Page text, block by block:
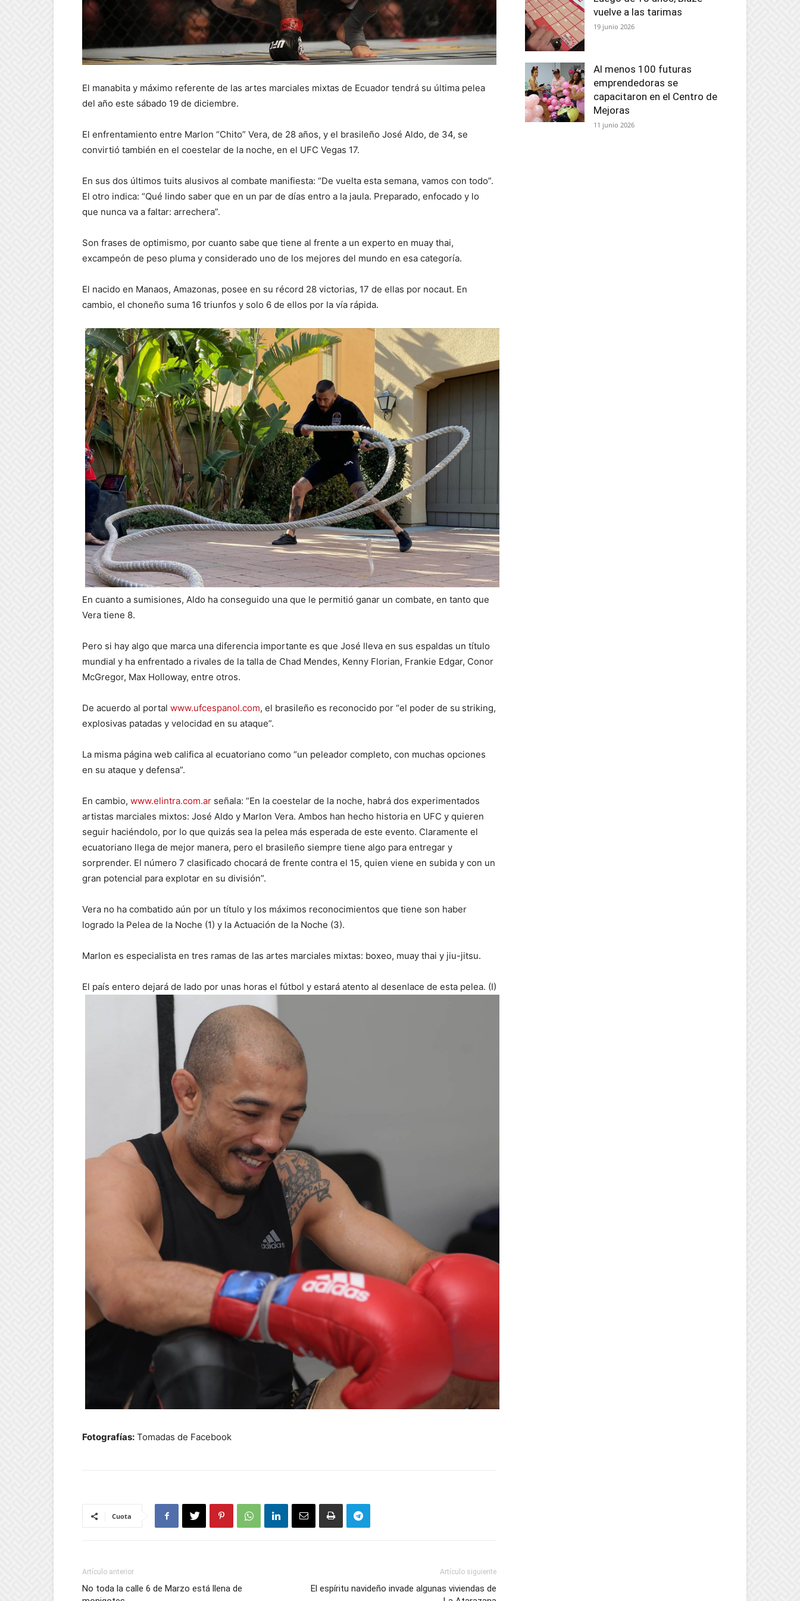
El manabita y máximo referente de las artes marciales mixtas de Ecuador tendrá su última pelea
del año este sábado 19 de diciembre.
El enfrentamiento entre Marlon “Chito” Vera, de 28 años, y el brasileño José Aldo, de 34, se
convirtió también en el coestelar de la noche, en el UFC Vegas 17.
En sus dos últimos tuits alusivos al combate manifiesta: “De vuelta esta semana, vamos con todo”.
El otro indica: “Qué lindo saber que en un par de días entro a la jaula. Preparado, enfocado y lo
que nunca va a faltar: arrechera”.
Son frases de optimismo, por cuanto sabe que tiene al frente a un experto en muay thai,
excampeón de peso pluma y considerado uno de los mejores del mundo en esa categoría.
El nacido en Manaos, Amazonas, posee en su récord 28 victorias, 17 de ellas por nocaut. En
cambio, el choneño suma 16 triunfos y solo 6 de ellos por la vía rápida.
En cuanto a sumisiones, Aldo ha conseguido una que le permitió ganar un combate, en tanto que
Vera tiene 8.
Pero si hay algo que marca una diferencia importante es que José lleva en sus espaldas un título
mundial y ha enfrentado a rivales de la talla de Chad Mendes, Kenny Florian, Frankie Edgar, Conor
McGregor, Max Holloway, entre otros.
De acuerdo al portal www.ufcespanol.com, el brasileño es reconocido por “el poder de su striking,
explosivas patadas y velocidad en su ataque”.
La misma página web califica al ecuatoriano como “un peleador completo, con muchas opciones
en su ataque y defensa”.
En cambio, www.elintra.com.ar señala: “En la coestelar de la noche, habrá dos experimentados
artistas marciales mixtos: José Aldo y Marlon Vera. Ambos han hecho historia en UFC y quieren
seguir haciéndolo, por lo que quizás sea la pelea más esperada de este evento. Claramente el
ecuatoriano llega de mejor manera, pero el brasileño siempre tiene algo para entregar y
sorprender. El número 7 clasificado chocará de frente contra el 15, quien viene en subida y con un
gran potencial para explotar en su división”.
Vera no ha combatido aún por un título y los máximos reconocimientos que tiene son haber
logrado la Pelea de la Noche (1) y la Actuación de la Noche (3).
Marlon es especialista en tres ramas de las artes marciales mixtas: boxeo, muay thai y jiu-jitsu.
El país entero dejará de lado por unas horas el fútbol y estará atento al desenlace de esta pelea. (I)
Fotografías: Tomadas de Facebook
Cuota
Artículo anterior
No toda la calle 6 de Marzo está llena de
Artículo siguiente
El espíritu navideño invade algunas viviendas de
vuelve a las tarimas
19 junio 2026
Al menos 100 futuras
emprendedoras se
capacitaron en el Centro de
Mejoras
11 junio 2026